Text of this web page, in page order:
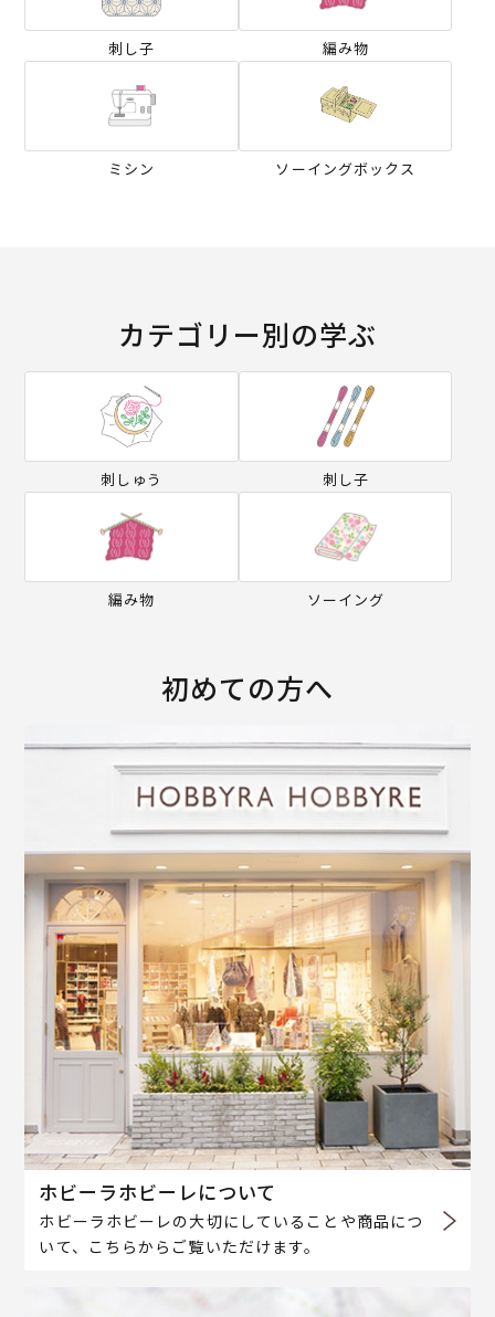
刺し子 編み物
ミシン ソーイングボックス
カテゴリー別の学ぶ
刺しゅう 刺し子
編み物 ソーイング
初めての方へ
ホビーラホビーレについて
ホビーラホビーレの大切にしていることや商品につ
いて、こちらからご覧いただけます。